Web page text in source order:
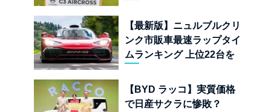
児
【最新版】ニュルブルクリ
ンク市販車最速ラップタイ
ムランキング 上位22台を
【BYD ラッコ】実質価格
で日産サクラに惨敗？